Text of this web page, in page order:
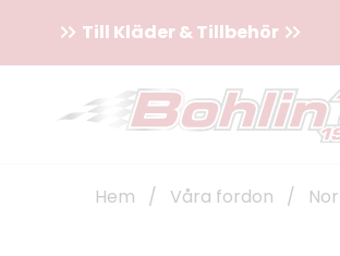
Till Kläder & Tillbehör
Hem / Våra fordon /